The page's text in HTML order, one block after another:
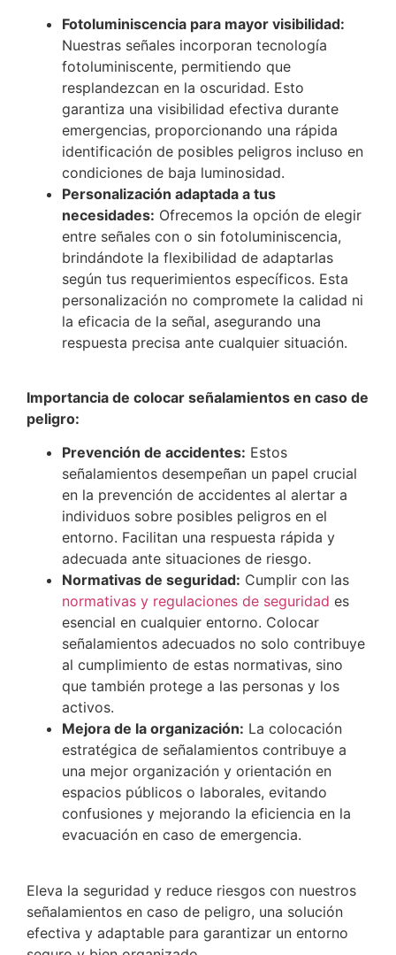
Fotoluminiscencia para mayor visibilidad:
Nuestras señales incorporan tecnología
fotoluminiscente, permitiendo que
resplandezcan en la oscuridad. Esto
garantiza una visibilidad efectiva durante
emergencias, proporcionando una rápida
identificación de posibles peligros incluso en
condiciones de baja luminosidad.
Personalización adaptada a tus
necesidades: Ofrecemos la opción de elegir
entre señales con o sin fotoluminiscencia,
brindándote la flexibilidad de adaptarlas
según tus requerimientos específicos. Esta
personalización no compromete la calidad ni
la eficacia de la señal, asegurando una
respuesta precisa ante cualquier situación.
Importancia de colocar señalamientos en caso de
peligro:
Prevención de accidentes: Estos
señalamientos desempeñan un papel crucial
en la prevención de accidentes al alertar a
individuos sobre posibles peligros en el
entorno. Facilitan una respuesta rápida y
adecuada ante situaciones de riesgo.
Normativas de seguridad: Cumplir con las
normativas y regulaciones de seguridad es
esencial en cualquier entorno. Colocar
señalamientos adecuados no solo contribuye
al cumplimiento de estas normativas, sino
que también protege a las personas y los
activos.
Mejora de la organización: La colocación
estratégica de señalamientos contribuye a
una mejor organización y orientación en
espacios públicos o laborales, evitando
confusiones y mejorando la eficiencia en la
evacuación en caso de emergencia.
Eleva la seguridad y reduce riesgos con nuestros
señalamientos en caso de peligro, una solución
efectiva y adaptable para garantizar un entorno